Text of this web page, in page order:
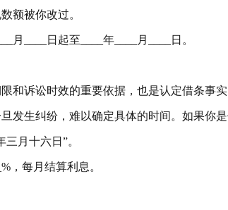
额被你改过。
月____日起至____年____月____日。
和诉讼时效的重要依据，也是认定借条事
发生纠纷，难以确定具体的时间。如果你
月十六日”。
，每月结算利息。